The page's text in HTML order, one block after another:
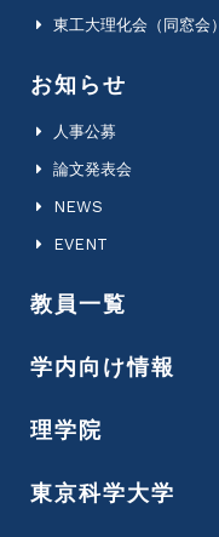
東工大理化会（同窓会）
お知らせ
人事公募
論文発表会
NEWS
EVENT
教員一覧
学内向け情報
理学院
東京科学大学